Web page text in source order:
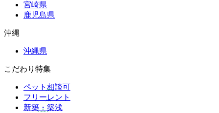
宮崎県
鹿児島県
沖縄
沖縄県
こだわり特集
ペット相談可
フリーレント
新築・築浅